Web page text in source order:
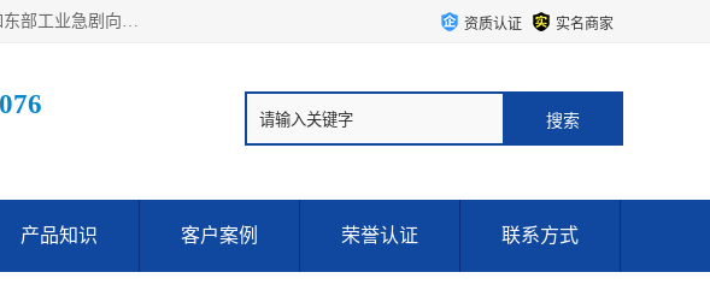
重庆仁邦钢材有限公司是西南地区钢铁物资企业家合资共同在重庆市成立的一家新型现代化钢铁销售公司；在如东部工业急剧向西部转移，西部大建工厂区及国家水利水电项目，我司力抓不断完善自我产品结构优化，让自己的钢铁产品广泛传播于这些大型再建项目 资质认证 实名商家
产品知识 客户案例 荣誉认证 联系方式